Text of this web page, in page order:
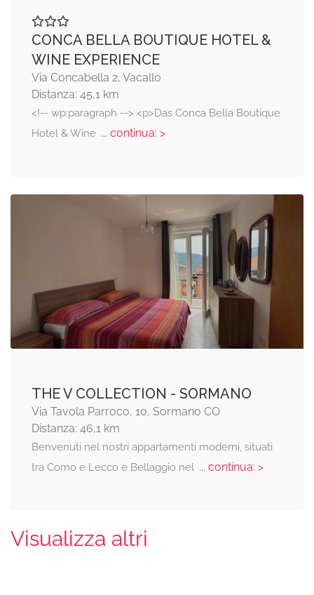
CONCA BELLA BOUTIQUE HOTEL &
WINE EXPERIENCE
Via Concabella 2, Vacallo
Distanza: 45,1 km
<!-- wp:paragraph --> <p>Das Conca Bella Boutique
Hotel & Wine... continua: >
THE V COLLECTION - SORMANO
Via Tavola Parroco, 10, Sormano CO
Distanza: 46,1 km
Benvenuti nel nostri appartamenti moderni, situati
tra Como e Lecco e Bellaggio nel... continua: >
Visualizza altri